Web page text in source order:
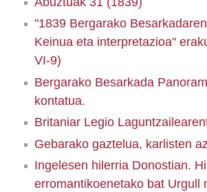
"1839 Bergarako
Keinua eta interpretazioa"
VI-9)
Bergarako Besarkada
kontatua.
Britaniar Legio
Gebarako gaztelua, karlisten
Ingelesen hilerria Donostian.
erromantikoenetako bat Urgull